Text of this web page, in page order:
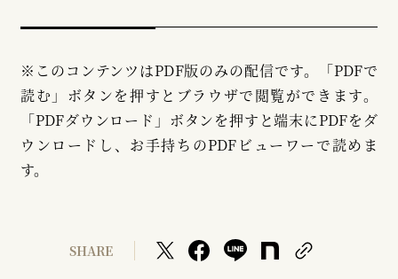
※このコンテンツはPDF版のみの配信です。「PDFで
読む」ボタンを押すとブラウザで閲覧ができます。
「PDFダウンロード」ボタンを押すと端末にPDFをダ
ウンロードし、お手持ちのPDFビューワーで読めま
す。
SHARE